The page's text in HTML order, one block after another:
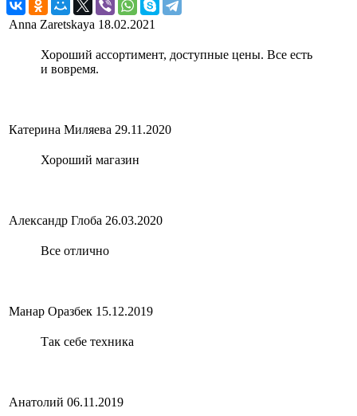
Anna Zaretskaya 18.02.2021
Хороший ассортимент, доступные цены. Все есть
и вовремя.
Катерина Миляева 29.11.2020
Хороший магазин
Александр Глоба 26.03.2020
Все отлично
Манар Оразбек 15.12.2019
Так себе техника
Анатолий 06.11.2019